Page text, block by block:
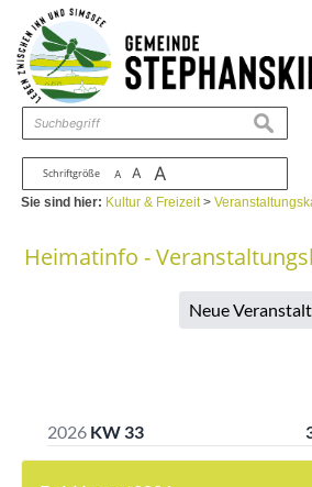
Zum Inhalt ,zur Navigation
Schriftgröße A A A
suchen
Sie sind hier: Kultur & Freizeit>
Heimatinfo -